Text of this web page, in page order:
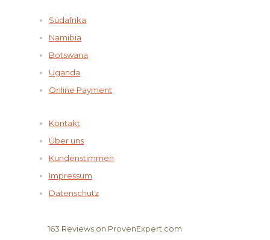
Südafrika
Namibia
Botswana
Uganda
Online Payment
Kontakt
Über uns
Kundenstimmen
Impressum
Datenschutz
163 Reviews on ProvenExpert.com